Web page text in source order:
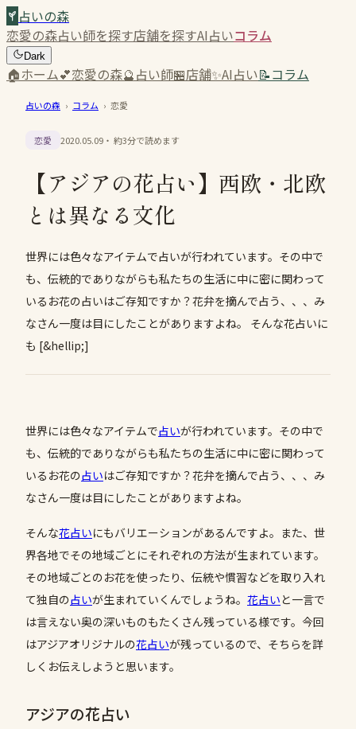
占いの森
恋愛の森占い師を探す店舗を探すAI占いコラム
Dark
🏠ホーム💕恋愛の森🔮占い師🏪店舗✨AI占い📝コラム
占いの森 › コラム › 恋愛
恋愛 2020.05.09 ・ 約3分で読めます
【アジアの花占い】西欧・北欧
とは異なる文化
世界には色々なアイテムで占いが行われています。その中で
も、伝統的でありながらも私たちの生活に中に密に関わって
いるお花の占いはご存知ですか？花弁を摘んで占う、、、み
なさん一度は目にしたことがありますよね。 そんな花占いに
も [&hellip;]
世界には色々なアイテムで占いが行われています。その中で
も、伝統的でありながらも私たちの生活に中に密に関わって
いるお花の占いはご存知ですか？花弁を摘んで占う、、、み
なさん一度は目にしたことがありますよね。
そんな花占いにもバリエーションがあるんですよ。また、世
界各地でその地域ごとにそれぞれの方法が生まれています。
その地域ごとのお花を使ったり、伝統や慣習などを取り入れ
て独自の占いが生まれていくんでしょうね。 花占いと一言で
は言えない奥の深いものもたくさん残っている様です。今回
はアジアオリジナルの花占いが残っているので、そちらを詳
しくお伝えしようと思います。
アジアの花占い